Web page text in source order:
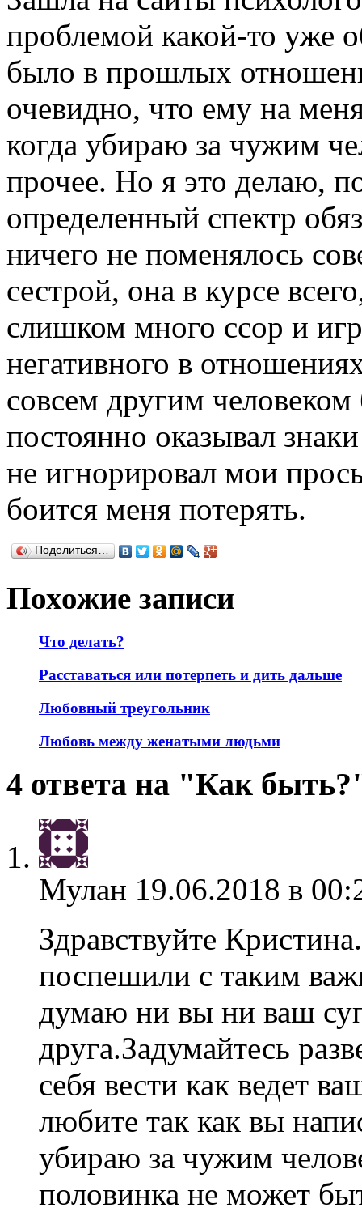
проблемой какой-то уже
было в прошлых
очевидно, что ему на
когда убираю за чужим
прочее. Но я это делаю,
определенный спектр
ничего не поменялось
сестрой, она в курсе
слишком много ссор и
негативного в
совсем другим
постоянно оказывал
не игнорировал мои
боится меня потерять.
Поделиться…
Похожие записи
Что делать?
Расставаться или потерпеть и дить дальше
Любовный треугольник
Любовь между женатыми людьми
4 ответа на "Как
Мулан 19.06.2018 в
Здравствуйте
поспешили с таким
думаю ни вы ни ваш
друга.Задумайтесь
себя вести как ведет
любите так как вы
убираю за чужим
половинка не может